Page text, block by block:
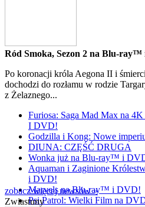
Ród Smoka, Sezon 2 na Blu-
Po koronacji króla Aegona II i
dochodzi do rozłamu w rodzie
z Żelaznego...
Furiosa: Saga Mad Max na
I DVD!
Godzilla i Kong: Nowe
DIUNA: CZĘŚĆ DRUGA
Wonka już na Blu-ray™ i
Aquaman i Zaginione
i DVD!
Marvels na Blu-ray™ i DVD!
Psi Patrol: Wielki Film na
zobacz więcej newsów »
Zwiastuny